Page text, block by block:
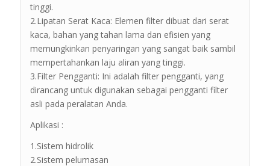
tinggi.
2.Lipatan Serat Kaca: Elemen filter dibuat dari serat
kaca, bahan yang tahan lama dan efisien yang
memungkinkan penyaringan yang sangat baik sambil
mempertahankan laju aliran yang tinggi.
3.Filter Pengganti: Ini adalah filter pengganti, yang
dirancang untuk digunakan sebagai pengganti filter
asli pada peralatan Anda.
Aplikasi :
1.Sistem hidrolik
2.Sistem pelumasan